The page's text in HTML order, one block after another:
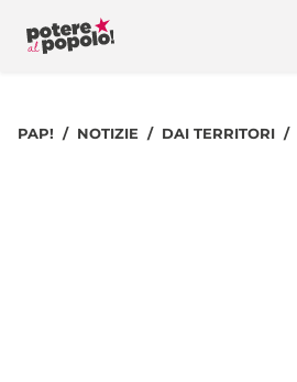
PAP! NOTIZIE DAI TERRITORI